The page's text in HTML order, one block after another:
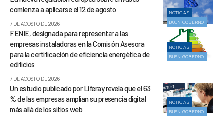
NOTICIAS
BUEN GOBIERNO
comienza a aplicarse el 12 de agosto
7 DE AGOSTO DE 2026
NOTICIAS
BUEN GOBIERNO
FENIE, designada para representar a las
empresas instaladoras en la Comisión Asesora
para la certificación de eficiencia energética de
edificios
7 DE AGOSTO DE 2026
NOTICIAS
BUEN GOBIERNO
Un estudio publicado por Liferay revela que el 63
% de las empresas amplían su presencia digital
más allá de los sitios web